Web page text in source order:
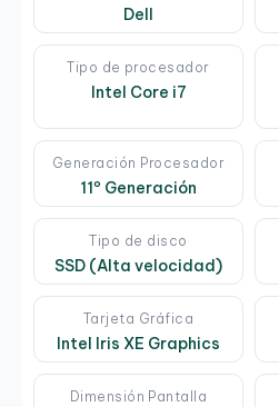
Dell
Tipo de procesador
Intel Core i7
Generación Procesador
11º Generación
Tipo de disco
SSD (Alta velocidad)
Tarjeta Gráfica
Intel Iris XE Graphics
Dimensión Pantalla